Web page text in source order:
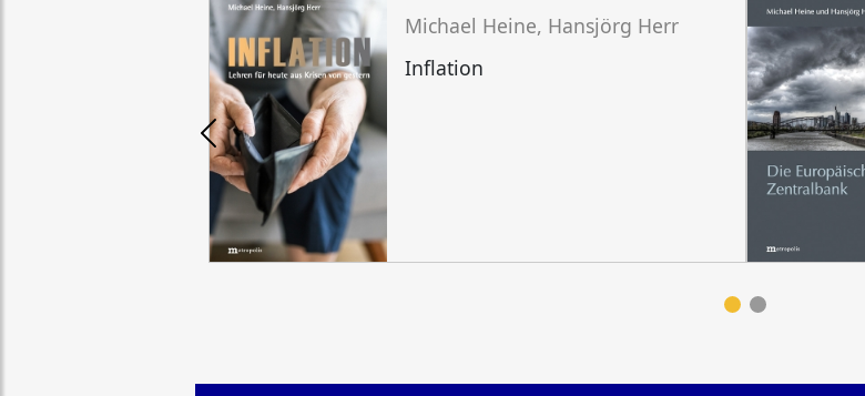
Michael Heine, Hansjörg Herr
Inflation